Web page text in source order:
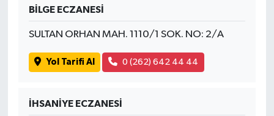
BİLGE ECZANESİ
SULTAN ORHAN MAH. 1110/1 SOK. NO: 2/A
Yol Tarifi Al 0 (262) 642 44 44
İHSANİYE ECZANESİ